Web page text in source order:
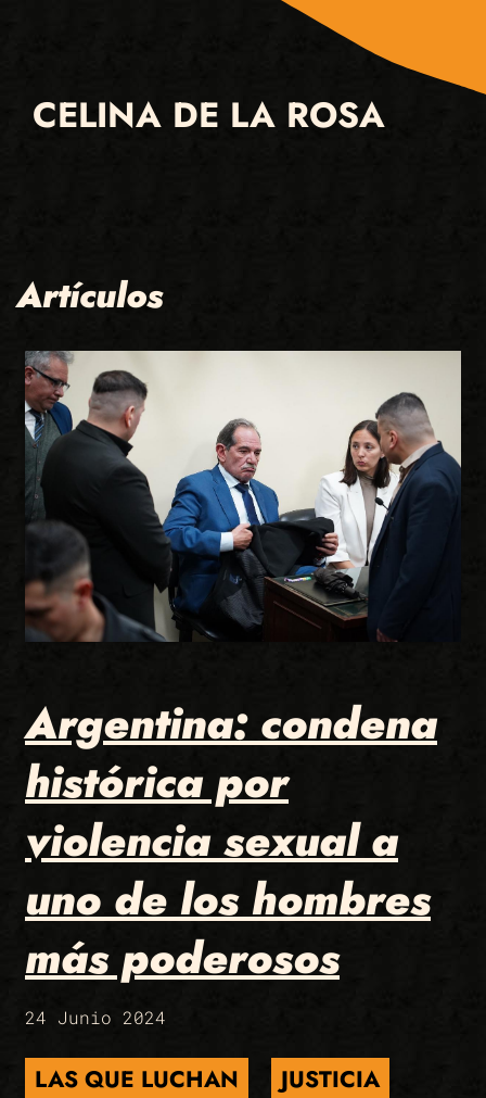
CELINA DE LA ROSA
Artículos
Argentina: condena
histórica por
violencia sexual a
uno de los hombres
más poderosos
24 Junio 2024
LAS QUE LUCHAN
JUSTICIA